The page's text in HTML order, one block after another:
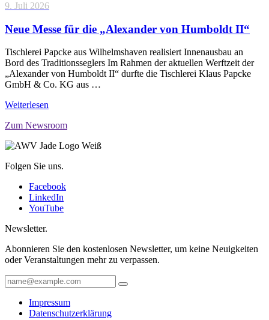
9. Juli 2026
Neue Messe für die „Alexander von Humboldt II“
Tischlerei Papcke aus Wilhelmshaven realisiert Innenausbau an
Bord des Traditionsseglers Im Rahmen der aktuellen Werftzeit der
„Alexander von Humboldt II“ durfte die Tischlerei Klaus Papcke
GmbH & Co. KG aus …
Weiterlesen
Zum Newsroom
Folgen Sie uns.
Facebook
LinkedIn
YouTube
Newsletter.
Abonnieren Sie den kostenlosen Newsletter, um keine Neuigkeiten
oder Veranstaltungen mehr zu verpassen.
Impressum
Datenschutzerklärung